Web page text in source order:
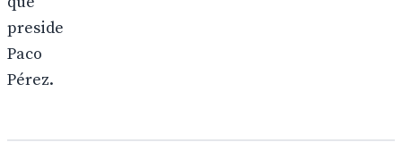
preside
Paco
Pérez.